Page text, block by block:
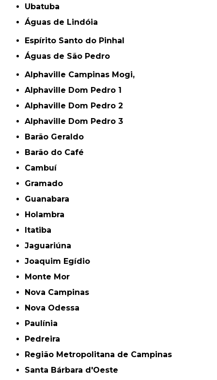
Ubatuba
Águas de Lindóia
Espírito Santo do Pinhal
Águas de São Pedro
Alphaville Campinas Mogi,
Alphaville Dom Pedro 1
Alphaville Dom Pedro 2
Alphaville Dom Pedro 3
Barão Geraldo
Barão do Café
Cambuí
Gramado
Guanabara
Holambra
Itatiba
Jaguariúna
Joaquim Egídio
Monte Mor
Nova Campinas
Nova Odessa
Paulínia
Pedreira
Região Metropolitana de Campinas
Santa Bárbara d'Oeste